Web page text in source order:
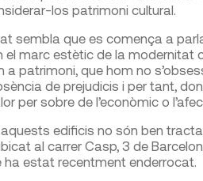
los patrimoni cultural.
sembla que es comença a
el marc estètic de la modernitat
a patrimoni, que hom no
de prejudicis i per tant,
per sobre de l’econòmic o
edificis no són ben
al carrer Casp, 3 de
ha estat recentment enderrocat.